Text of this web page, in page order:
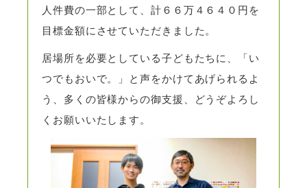
人件費の一部として、計６６万４６４０円を
目標金額にさせていただきました。
居場所を必要としている子どもたちに、「い
つでもおいで。」と声をかけてあげられるよ
う、多くの皆様からの御支援、どうぞよろし
くお願いいたします。